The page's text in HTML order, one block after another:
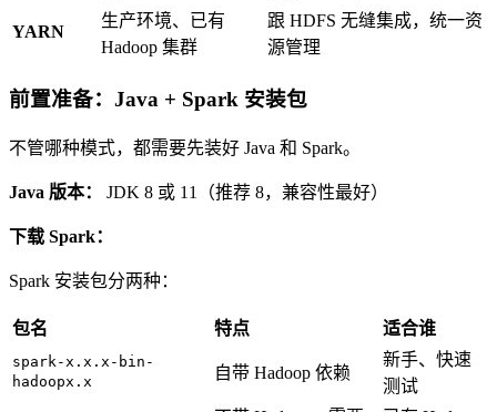
YARN
生产环境、已有
Hadoop 集群
跟 HDFS 无缝集成，统一资
源管理
前置准备：Java + Spark 安装包
不管哪种模式，都需要先装好 Java 和 Spark。
Java 版本： JDK 8 或 11（推荐 8，兼容性最好）
下载 Spark：
Spark 安装包分两种：
包名 特点 适合谁
spark-x.x.x-bin-
hadoopx.x
自带 Hadoop 依赖
新手、快速
测试